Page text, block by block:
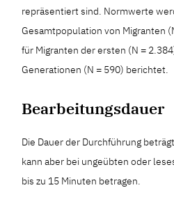
repräsentiert sind. Normwerte
Gesamtpopulation von Migranten
für Migranten der ersten (N =
Generationen (N = 590) berichtet.
Bearbeitungsdauer
Die Dauer der Durchführung
kann aber bei ungeübten oder
bis zu 15 Minuten betragen.